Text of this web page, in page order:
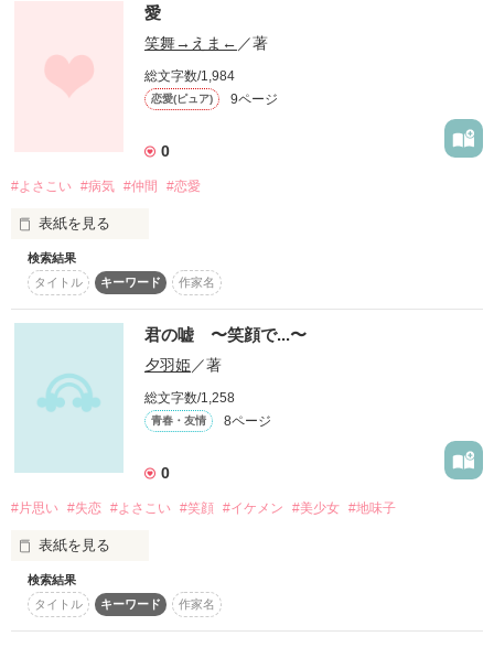
いつかあなたに届くと願って___
愛
笑舞→えま← ／著
総文字数/1,984
恋愛(ピュア) 9ページ
0
#よさこい #病気 #仲間 #恋愛
表紙を見る
よさこいの踊り子である天羽と大和。
子供達にも踊って欲しかった。
しかし。
踊朱羽には先天性の病が。。。
努力がなければ踊ることはもちろん
走ることさえできない。。。
検索結果
タイトル
キーワード 作家名
君の嘘 〜笑顔で...〜
夕羽姫／著
総文字数/1,258
青春・友情 8ページ
0
#片思い #失恋 #よさこい #笑顔 #イケメン #美少女 #地味子
表紙を見る
「好きです!」
『...ごめんなさい。』
検索結果
タイトル
キーワード 作家名